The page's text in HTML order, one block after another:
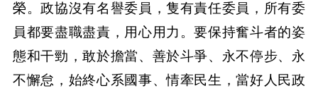
榮。政協沒有名譽委員，隻有責任委員，所有委
員都要盡職盡責，用心用力。要保持奮斗者的姿
態和干勁，敢於擔當、善於斗爭、永不停步、永
不懈怠，始終心系國事、情牽民生，當好人民政